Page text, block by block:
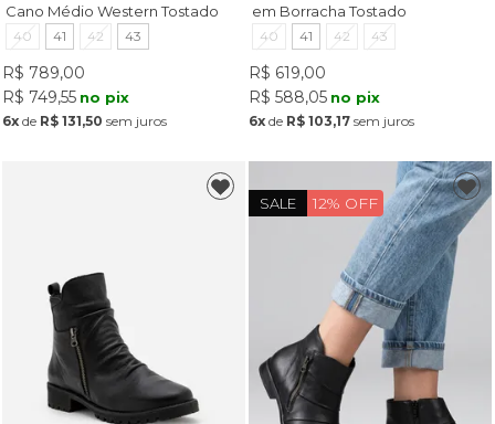
Cano Médio Western Tostado
40 41 42 43
R$ 789,00
R$ 749,55 no pix
6xde R$ 131,50 sem juros
em Borracha Tostado
40 41 42 43
R$ 619,00
R$ 588,05 no pix
6x de R$ 103,17 sem juros
SALE 12% OFF